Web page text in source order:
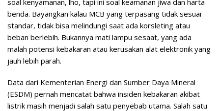
soal kenyamanan, lho, tapi ini soal keamanan jiwa dan harta
benda. Bayangkan kalau MCB yang terpasang tidak sesuai
standar, tidak bisa melindungi saat ada korsleting atau
beban berlebih. Bukannya mati lampu sesaat, yang ada
malah potensi kebakaran atau kerusakan alat elektronik yang
jauh lebih parah.
Data dari Kementerian Energi dan Sumber Daya Mineral
(ESDM) pernah mencatat bahwa insiden kebakaran akibat
listrik masih menjadi salah satu penyebab utama. Salah satu